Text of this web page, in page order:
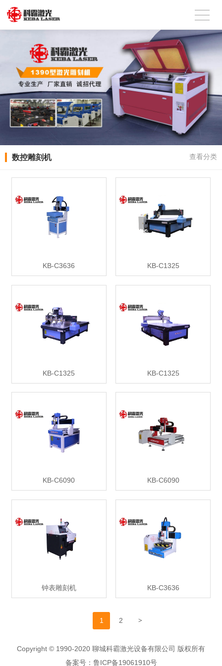
数控雕刻机 查看分类
KB-C3636 KB-C1325
KB-C1325 KB-C1325
KB-C6090 KB-C6090
钟表雕刻机 KB-C3636
1 2 >
Copyright © 1990-2020 聊城科霸激光设备有限公司 版权所有
备案号：鲁ICP备19061910号